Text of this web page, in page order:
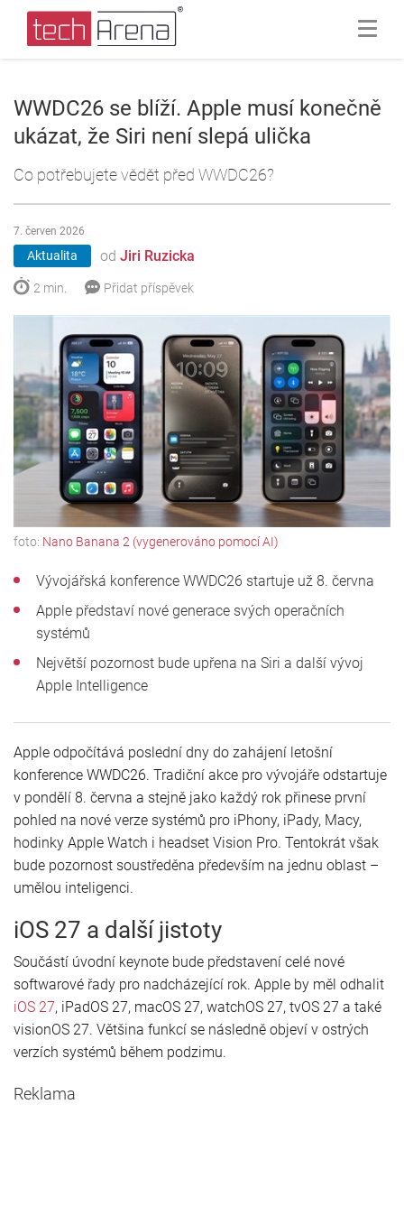
WWDC26 se blíží. Apple musí konečně
ukázat, že Siri není slepá ulička
Co potřebujete vědět před WWDC26?
Aktualita od Jiri Ruzicka
7. červen 2026
2 min. Přidat příspěvek
foto: Nano Banana 2 (vygenerováno pomocí AI)
Vývojářská konference WWDC26 startuje už 8. června
Apple představí nové generace svých operačních
systémů
Největší pozornost bude upřena na Siri a další vývoj
Apple Intelligence
Apple odpočítává poslední dny do zahájení letošní
konference WWDC26. Tradiční akce pro vývojáře odstartuje
v pondělí 8. června a stejně jako každý rok přinese první
pohled na nové verze systémů pro iPhony, iPady, Macy,
hodinky Apple Watch i headset Vision Pro. Tentokrát však
bude pozornost soustředěna především na jednu oblast –
umělou inteligenci.
iOS 27 a další jistoty
Součástí úvodní keynote bude představení celé nové
softwarové řady pro nadcházející rok. Apple by měl odhalit
iOS 27, iPadOS 27, macOS 27, watchOS 27, tvOS 27 a také
visionOS 27. Většina funkcí se následně objeví v ostrých
verzích systémů během podzimu.
Reklama